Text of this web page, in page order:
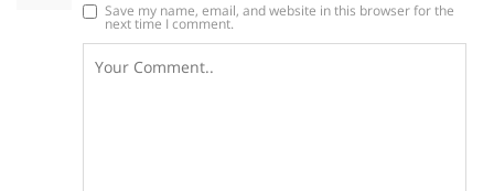
Save my name, email, and website in this browser for the
next time I comment.